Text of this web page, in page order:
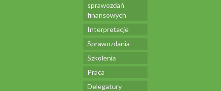
sprawozdań
finansowych
Interpretacje
Sprawozdania
Szkolenia
Praca
Delegatury